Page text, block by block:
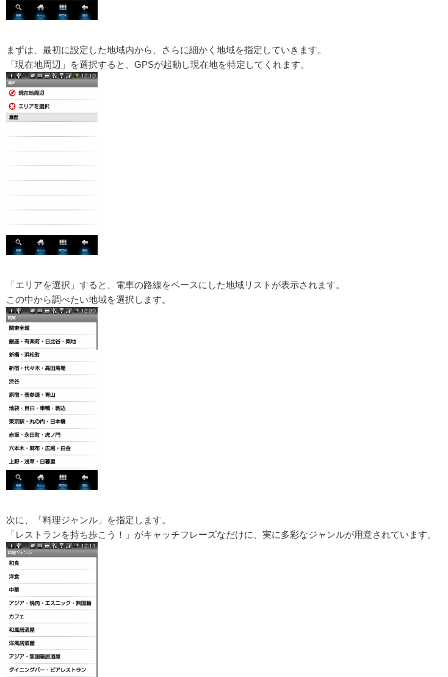
まずは、最初に設定した地域内から、さらに細かく地域を指定していきます。
「現在地周辺」を選択すると、GPSが起動し現在地を特定してくれます。
「エリアを選択」すると、電車の路線をベースにした地域リストが表示されます。
この中から調べたい地域を選択します。
次に、「料理ジャンル」を指定します。
「レストランを持ち歩こう！」がキャッチフレーズなだけに、実に多彩なジャンルが用意されています。